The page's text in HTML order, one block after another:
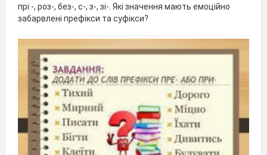
прі -, роз-, без-, с-, з-, зі-. Які значення мають емоційно
забарвлені префікси та суфікси?